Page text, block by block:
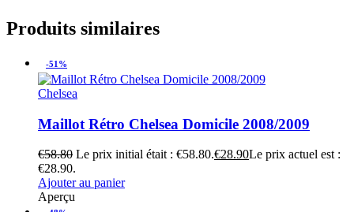
Produits similaires
-51%
Chelsea
Maillot Rétro Chelsea Domicile 2008/2009
€58.80 Le prix initial était : €58.80.€28.90Le prix actuel est :
€28.90.
Ajouter au panier
Aperçu